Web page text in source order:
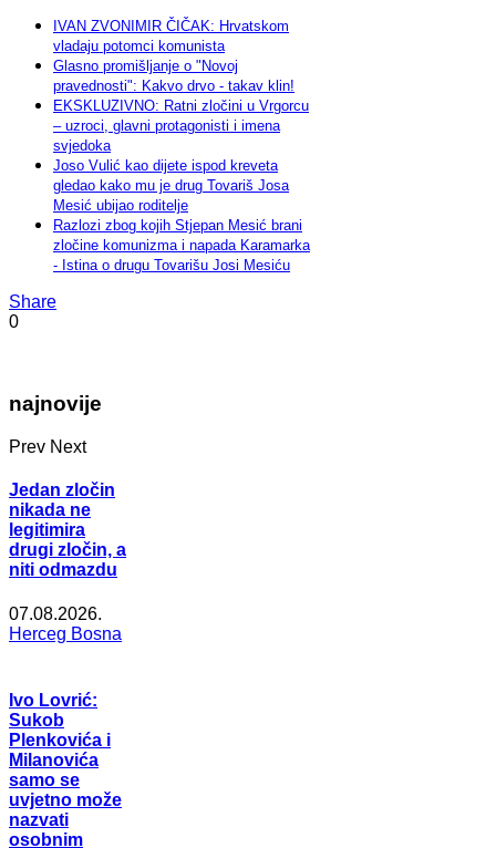
IVAN ZVONIMIR ČIČAK: Hrvatskom
vladaju potomci komunista
Glasno promišljanje o "Novoj
pravednosti": Kakvo drvo - takav klin!
EKSKLUZIVNO: Ratni zločini u Vrgorcu
– uzroci, glavni protagonisti i imena
svjedoka
Joso Vulić kao dijete ispod kreveta
gledao kako mu je drug Tovariš Josa
Mesić ubijao roditelje
Razlozi zbog kojih Stjepan Mesić brani
zločine komunizma i napada Karamarka
- Istina o drugu Tovarišu Josi Mesiću
Share
0
najnovije
Prev Next
Jedan zločin
nikada ne
legitimira
drugi zločin, a
niti odmazdu
07.08.2026.
Herceg Bosna
Ivo Lovrić:
Sukob
Plenkovića i
Milanovića
samo se
uvjetno može
nazvati
osobnim